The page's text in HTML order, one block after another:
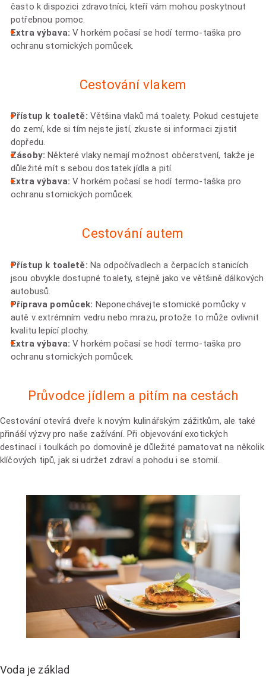
často k dispozici zdravotníci, kteří vám mohou poskytnout
potřebnou pomoc.
Extra výbava: V horkém počasí se hodí termo-taška pro
ochranu stomických pomůcek.
Cestování vlakem
Přístup k toaletě: Většina vlaků má toalety. Pokud cestujete
do zemí, kde si tím nejste jistí, zkuste si informaci zjistit
dopředu.
Zásoby: Některé vlaky nemají možnost občerstvení, takže je
důležité mít s sebou dostatek jídla a pití.
Extra výbava: V horkém počasí se hodí termo-taška pro
ochranu stomických pomůcek.
Cestování autem
Přístup k toaletě: Na odpočívadlech a čerpacích stanicích
jsou obvykle dostupné toalety, stejně jako ve většině dálkových
autobusů.
Příprava pomůcek: Neponechávejte stomické pomůcky v
autě v extrémním vedru nebo mrazu, protože to může ovlivnit
kvalitu lepící plochy.
Extra výbava: V horkém počasí se hodí termo-taška pro
ochranu stomických pomůcek.
Průvodce jídlem a pitím na cestách
Cestování otevírá dveře k novým kulinářským zážitkům, ale také
přináší výzvy pro naše zažívání. Při objevování exotických
destinací i toulkách po domovině je důležité pamatovat na několik
klíčových tipů, jak si udržet zdraví a pohodu i se stomií.
Voda je základ